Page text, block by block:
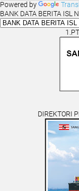
Powered by
BANK DATA BERITA ISL
DIREKTORI